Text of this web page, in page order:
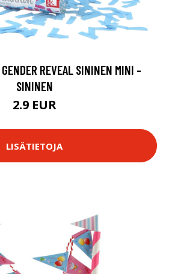
REVEAL SININEN MINI -
SININEN
2.9 EUR
LISÄTIETOJA